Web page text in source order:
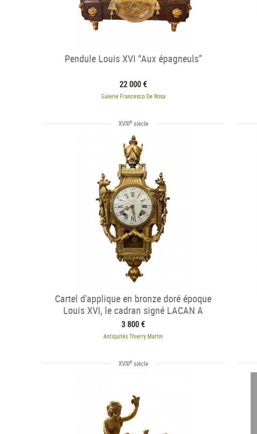
Pendule Louis XVI “Aux épagneuls”
22 000 €
Galerie Francesco De Rosa
XVIIIesiècle
Cartel d'applique en bronze doré époque
Louis XVI, le cadran signé LACAN A
PARIS
3 800 €
Antiquités Thierry Martin
XVIIIesiècle